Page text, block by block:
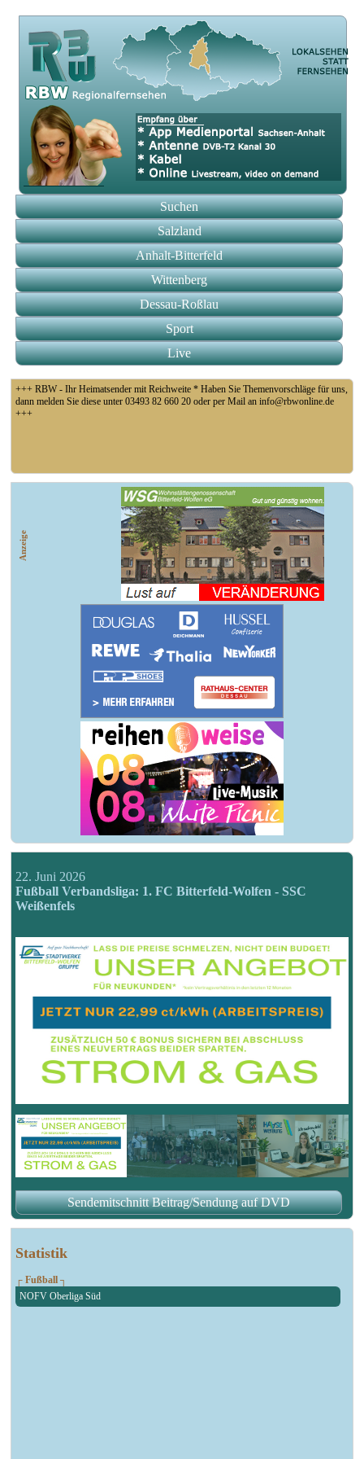
Suchen
Salzland
Anhalt-Bitterfeld
Wittenberg
Dessau-Roßlau
Sport
Live
+++ RBW - Ihr Heimatsender mit Reichweite * Haben Sie Themenvorschläge für uns,
dann melden Sie diese unter 03493 82 660 20 oder per Mail an info@rbwonline.de
+++
+++ Coswig: Die Elfähre Coswig hat wegen des geringen Wasserstands der Elbe den
Statistik
┌ Fußball ┐
NOFV Oberliga Süd
22. Juni 2026
Fußball Verbandsliga: 1. FC Bitterfeld-Wolfen - SSC
Weißenfels
Sendemitschnitt Beitrag/Sendung auf DVD
Anzeige